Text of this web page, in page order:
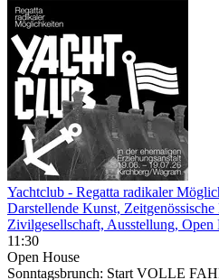
Yachtclub - Regatta radikaler
Darstellende Kunst,
Zivilgesellschaft, Ausstellung, Open
11:30
Open House
Sonntagsbrunch: Start VOLLE